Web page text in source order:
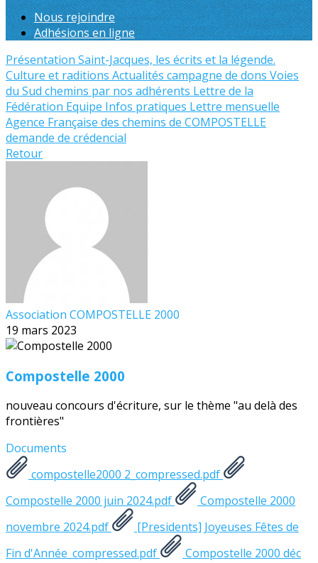
Nous rejoindre
Adhésions en ligne
Présentation Saint-Jacques, les écrits et la légende.
Culture et raditions Actualités campagne de dons Voies
du Sud chemins par nos adhérents Lettre de la
Fédération Equipe Infos pratiques Lettre mensuelle
Agence Française des chemins de COMPOSTELLE
demande de crédencial
Retour
Association COMPOSTELLE 2000
19 mars 2023
Compostelle 2000
nouveau concours d'écriture, sur le thème "au delà des
frontières"
Documents
compostelle2000 2_compressed.pdf
Compostelle 2000 juin 2024.pdf
Compostelle 2000
novembre 2024.pdf
[Presidents] Joyeuses Fêtes de
Fin d'Année_compressed.pdf
Compostelle 2000 déc